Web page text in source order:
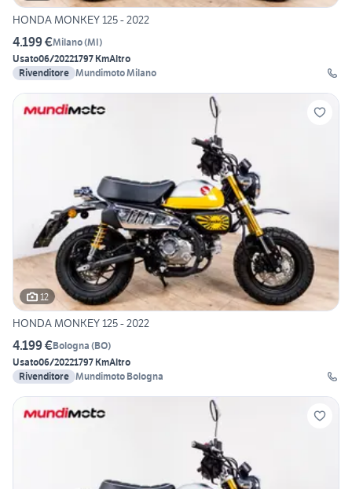
HONDA MONKEY 125 - 2022
4.199 €Milano(MI)
Usato06/20221797 KmAltro
Rivenditore Mundimoto Milano
12
HONDA MONKEY 125 - 2022
4.199 €Bologna (BO)
Usato06/20221797 KmAltro
Rivenditore Mundimoto Bologna